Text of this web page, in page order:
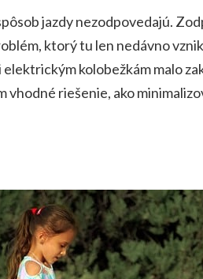
jazdy nezodpovedajú.
ktorý tu len nedávno
kolobežkám malo
riešenie, ako